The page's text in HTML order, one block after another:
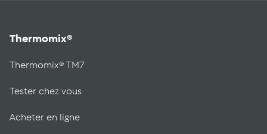
Thermomix®
Thermomix® TM7
Tester chez vous
Acheter en ligne